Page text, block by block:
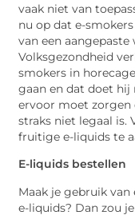
vaak niet van
nu op dat e-
van een
Volksgezondheid
smokers in
gaan en dat doet
ervoor moet zorgen
straks niet legaal is.
fruitige e-liquids te
E-liquids bestellen
Maak je gebruik van
e-liquids? Dan zou